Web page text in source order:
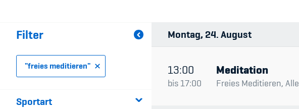
Events
ASVZ@home
Filter
"freies meditieren"
Sportart
Montag 24 August
13:00
bis 17:00
Meditation
Freies Meditieren, Alle